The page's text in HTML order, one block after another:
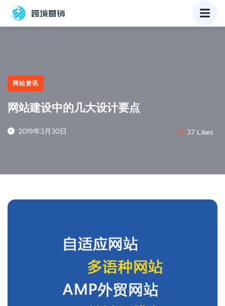
网站资讯
网站建设中的几大设计要点
2019年3月30日 37 Likes